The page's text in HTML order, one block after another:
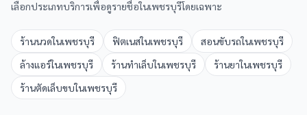
เลือกประเภทบริการเพื่อดูรายชื่อในเพชรบุรีโดยเฉพาะ
ร้านนวดในเพชรบุรี ฟิตเนสในเพชรบุรี สอนขับรถในเพชรบุรี
ล้างแอร์ในเพชรบุรี ร้านทำเล็บในเพชรบุรี ร้านยาในเพชรบุรี
ร้านตัดเล็บขบในเพชรบุรี